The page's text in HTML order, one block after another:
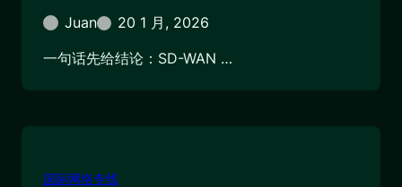
Juan
20 1 月, 2026
一句话先给结论：SD-WAN …
国际网络专线